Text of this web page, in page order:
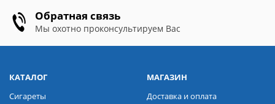
Обратная связь
Мы охотно проконсультируем Вас
КАТАЛОГ
Сигареты
МАГАЗИН
Доставка и оплата